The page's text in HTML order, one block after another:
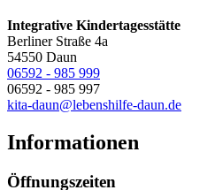
Integrative Kindertagesstätte
Berliner Straße 4a
54550 Daun
06592 - 985 999
06592 - 985 997
kita-daun@lebenshilfe-daun.de
Informationen
Öffnungszeiten